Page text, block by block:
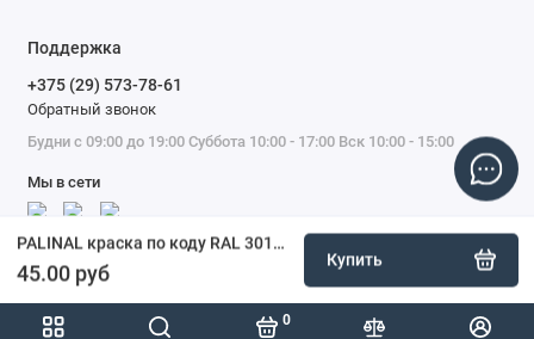
0
PALINAL краска по коду RAL 3017 в баллоне, 400 мл
45.00 руб
Купить
Поддержка
+375 (29) 573-78-61
Обратный звонок
Будни с 09:00 до 19:00 Суббота 10:00 - 17:00 Вск 10:00 - 15:00
Мы в сети